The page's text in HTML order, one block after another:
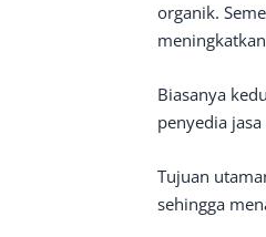
organik.
Biasanya
penyedia
Tujuan
sehingga